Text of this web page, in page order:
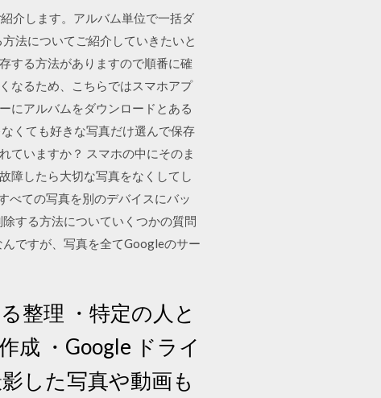
介します。アルバム単位で一括ダ
法についてご紹介していきたいと
する方法がありますので順番に確
なるため、こちらではスマホアプ
にアルバムをダウンロードとある
くても好きな写真だけ選んで保存
ていますか？ スマホの中にそのま
障したら大切な写真をなくしてし
べての写真を別のデバイスにバッ
する方法についていくつかの質問
ですが、写真を全てGoogleのサー
整理 ・特定の人と
成 ・Google ドライ
した写真や動画も